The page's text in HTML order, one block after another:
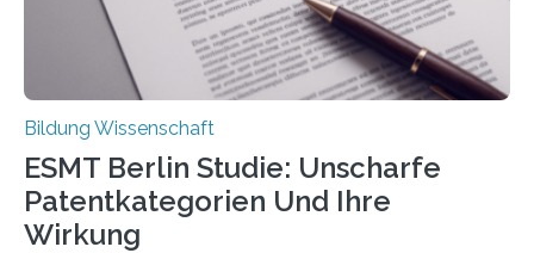
Promotionskolleg NRW) derzeit eine Online-Umfrage
durch. Ziel ist es, herauszufinden,…
Bildung Wissenschaft
ESMT Berlin Studie: Unscharfe
Patentkategorien Und Ihre
Wirkung